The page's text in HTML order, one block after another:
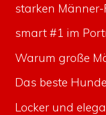
starken
smart #1 im
Warum große
Das beste
Locker und